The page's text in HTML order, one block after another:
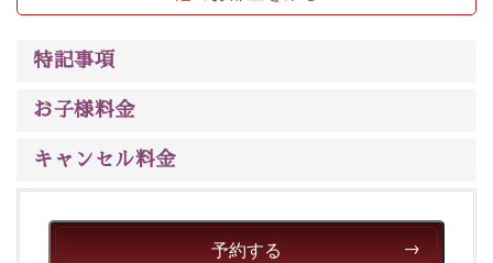
は【3日前まで】にお電話ください。
※交通規制などにより運行できない日がございます
※年末年始及び御柱祭前後は運行しておりません
神秘なる諏訪湖に心癒される時間をお過ごしいただけま
特記事項
お子様料金
キャンセル料金
予約する